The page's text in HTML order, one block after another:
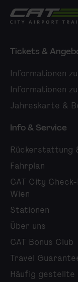
City Airport Train
Tickets &
Informationen
Informationen
Jahreskarte &
Info & Service
Rückerstattung
Fahrplan
CAT City
Wien
Stationen
Über uns
CAT Bonus Club
Travel
Häufig gestellte